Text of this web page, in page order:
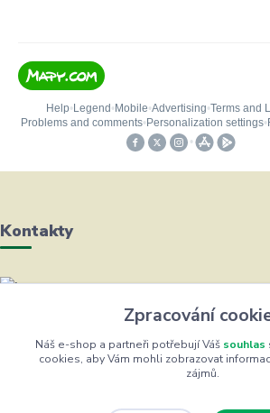
Kontakty
Helena Bayerová
+420 604 711 491
(Po-Čt, 8-16 hod.)
Zpracování
Náš e-shop a partneři potřebují Váš souhlas
cookies, aby Vám mohli zobrazovat
zájmů.